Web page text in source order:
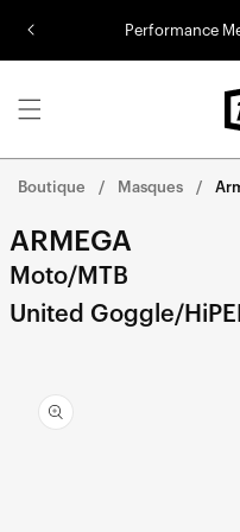
Performance
Boutique Masques
ARMEGA
Moto/MTB
United Goggle/
informations
sur le